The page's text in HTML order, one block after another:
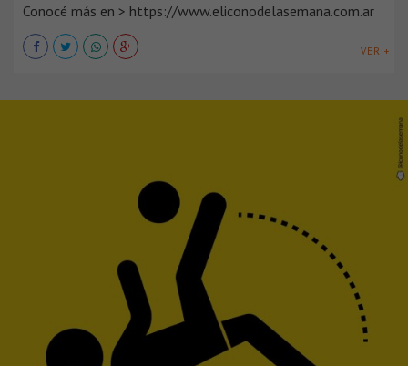
Conocé más en > https://www.eliconodelasemana.com.ar
VER +